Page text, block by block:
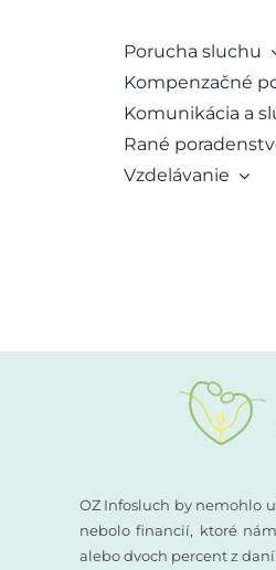
Porucha sluchu
Kompenzačné
Komunikácia a
Rané
Vzdelávanie
OZ Infosluch by nemohlo
nebolo financií, ktoré
alebo dvoch percent z daní.